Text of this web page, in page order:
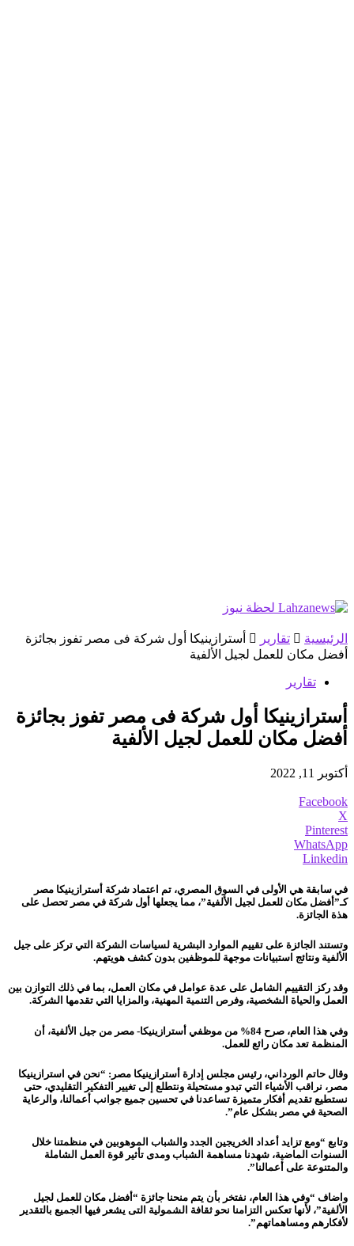
الرئيسية تقارير
أسترازينيكا أول شركة فى مصر تفوز بجائزة
أفضل مكان للعمل لجيل الألفية
تقارير
أسترازينيكا أول شركة فى مصر تفوز بجائزة
أفضل مكان للعمل لجيل الألفية
أكتوبر 11, 2022
Facebook
X
Pinterest
WhatsApp
Linkedin
في سابقة هي الأولى في السوق المصري، تم اعتماد شركة أسترازينيكا مصر
كـ”أفضل مكان للعمل لجيل الألفية”، مما يجعلها أول شركة في مصر تحصل على
هذة الجائزة.
وتستند الجائزة على تقييم الموارد البشرية لسياسات الشركة التي تركز على جيل
الألفية ونتائج استبيانات موجهة للموظفين بدون كشف هويتهم.
وقد ركز التقييم الشامل على عدة عوامل في مكان العمل، بما في ذلك التوازن بين
العمل والحياة الشخصية، وفرص التنمية المهنية، والمزايا التي تقدمها الشركة.
وفي هذا العام، صرح 84% من موظفي أسترازينيكا- مصر من جيل الألفية، أن
المنظمة تعد مكان رائع للعمل.
وقال حاتم الورداني، رئيس مجلس إدارة أسترازينيكا مصر: “نحن في استرازينيكا
مصر، نراقب الأشياء التي تبدو مستحيلة ونتطلع إلى تغيير التفكير التقليدي، حتى
نستطيع تقديم أفكار متميزة تساعدنا في تحسين جميع جوانب أعمالنا، والرعاية
الصحية في مصر بشكل عام”.
وتابع “ومع تزايد أعداد الخريجين الجدد والشباب الموهوبين في منظمتنا خلال
السنوات الماضية، شهدنا مساهمة الشباب ومدى تأثير قوة العمل الشاملة
والمتنوعة على أعمالنا”.
واضاف “وفي هذا العام، نفتخر بأن يتم منحنا جائزة “أفضل مكان للعمل لجيل
الألفية”، لأنها تعكس التزامنا نحو ثقافة الشمولية التى يشعر فيها الجميع بالتقدير
لأفكارهم ومساهماتهم”.